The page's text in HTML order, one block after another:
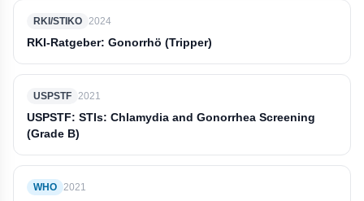
RKI/STIKO 2024
RKI-Ratgeber: Gonorrhö (Tripper)
USPSTF 2021
USPSTF: STIs: Chlamydia and Gonorrhea Screening
(Grade B)
WHO 2021